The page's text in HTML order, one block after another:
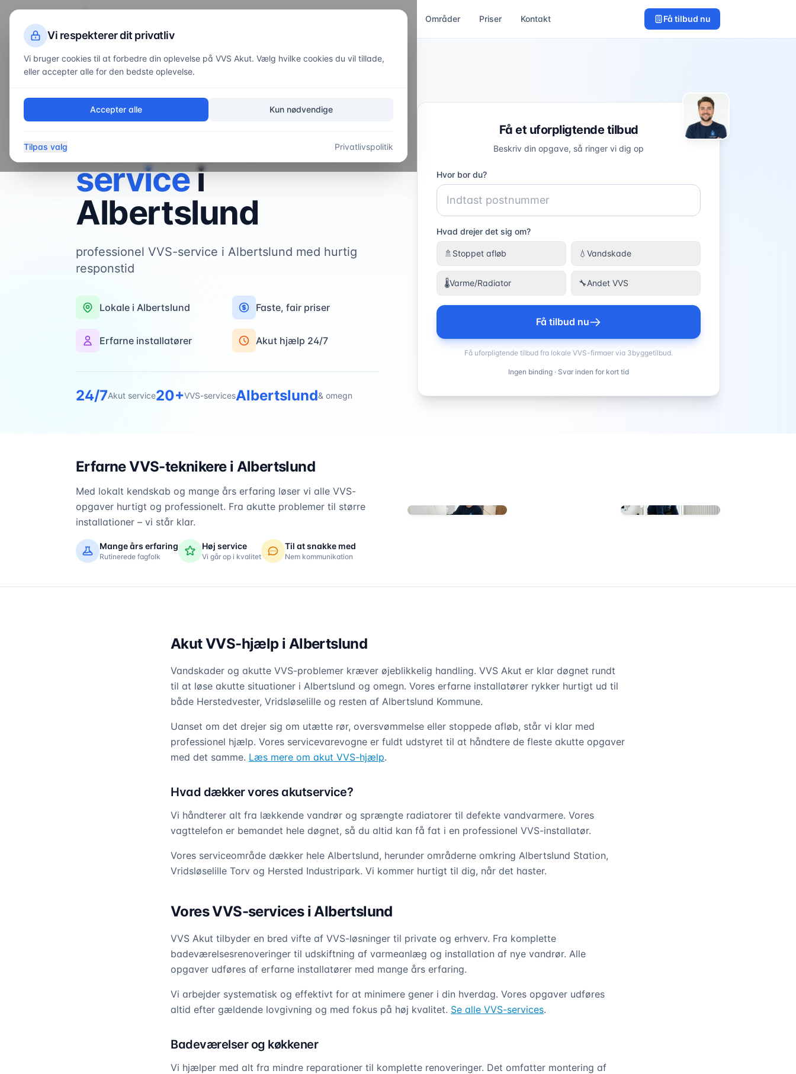
Områder Priser Kontakt Få tilbud nu
Forside/ Områder/Albertslund
VVS-service i
VVS-
servicei
Albertslund
professionel VVS-service i Albertslund med hurtig
responstid
Lokale i Albertslund Faste, fair priser
Erfarne installatører Akut hjælp 24/7
24/7Akut service20+VVS-servicesAlbertslund& omegn
Få et uforpligtende tilbud
Beskriv din opgave, så ringer vi dig op
Hvor bor du?
Hvad drejer det sig om?
🚿 Stoppet afløb 💧 Vandskade
🌡️Varme/Radiator 🔧Andet VVS
Få tilbud nu
Få uforpligtende tilbud fra lokale VVS-firmaer via 3byggetilbud.
Ingen binding · Svar inden for kort tid
Erfarne VVS-teknikere i Albertslund
Med lokalt kendskab og mange års erfaring løser vi alle VVS-
opgaver hurtigt og professionelt. Fra akutte problemer til større
installationer – vi står klar.
Mange års erfaring
Rutinerede fagfolk
Høj service
Vi går op i kvalitet
Til at snakke med
Nem kommunikation
Akut VVS-hjælp i Albertslund
Vandskader og akutte VVS-problemer kræver øjeblikkelig handling. VVS Akut er klar døgnet rundt
til at løse akutte situationer i Albertslund og omegn. Vores erfarne installatører rykker hurtigt ud til
både Herstedvester, Vridsløselille og resten af Albertslund Kommune.
Uanset om det drejer sig om utætte rør, oversvømmelse eller stoppede afløb, står vi klar med
professionel hjælp. Vores servicevarevogne er fuldt udstyret til at håndtere de fleste akutte opgaver
med det samme. Læs mere om akut VVS-hjælp.
Hvad dækker vores akutservice?
Vi håndterer alt fra lækkende vandrør og sprængte radiatorer til defekte vandvarmere. Vores
vagttelefon er bemandet hele døgnet, så du altid kan få fat i en professionel VVS-installatør.
Vores serviceområde dækker hele Albertslund, herunder områderne omkring Albertslund Station,
Vridsløselille Torv og Hersted Industripark. Vi kommer hurtigt til dig, når det haster.
Vores VVS-services i Albertslund
VVS Akut tilbyder en bred vifte af VVS-løsninger til private og erhverv. Fra komplette
badeværelsesrenoveringer til udskiftning af varmeanlæg og installation af nye vandrør. Alle
opgaver udføres af erfarne installatører med mange års erfaring.
Vi arbejder systematisk og effektivt for at minimere gener i din hverdag. Vores opgaver udføres
altid efter gældende lovgivning og med fokus på høj kvalitet. Se alle VVS-services.
Badeværelser og køkkener
Vi hjælper med alt fra mindre reparationer til komplette renoveringer. Det omfatter montering af
Vi respekterer dit privatliv
Vi bruger cookies til at forbedre din oplevelse på VVS Akut. Vælg hvilke cookies du vil tillade,
eller accepter alle for den bedste oplevelse.
Accepter alle Kun nødvendige
Tilpas valg Privatlivspolitik